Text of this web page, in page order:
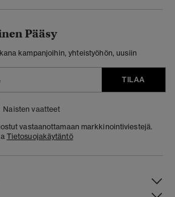
Pääsy
kampanjoihin, yhteistyöhön, uusiin
TILAA
Naisten vaatteet
vastaanottamaan markkinointiviestejä.
Tietosuojakäytäntö